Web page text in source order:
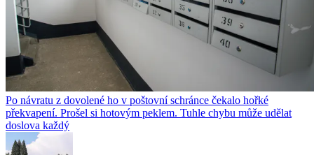
Po návratu z dovolené ho v poštovní schránce čekalo hořké
překvapení. Prošel si hotovým peklem. Tuhle chybu může udělat
doslova každý